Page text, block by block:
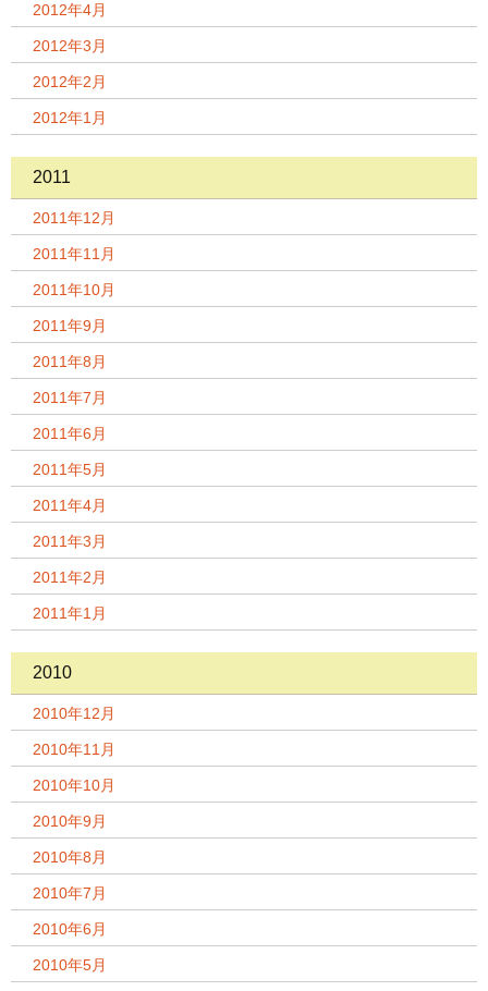
2012年4月
2012年3月
2012年2月
2012年1月
2011
2011年12月
2011年11月
2011年10月
2011年9月
2011年8月
2011年7月
2011年6月
2011年5月
2011年4月
2011年3月
2011年2月
2011年1月
2010
2010年12月
2010年11月
2010年10月
2010年9月
2010年8月
2010年7月
2010年6月
2010年5月